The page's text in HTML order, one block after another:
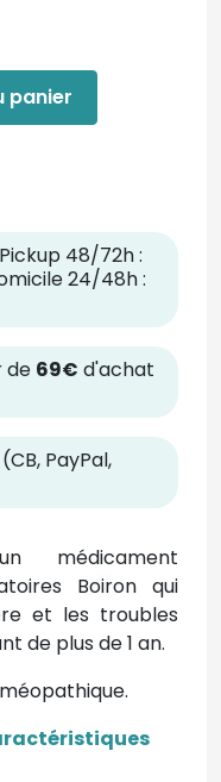
panier
48/72h :
24/48h :
de 69€ d'achat
PayPal,
médicament
Boiron qui
et les troubles
de plus de 1 an.